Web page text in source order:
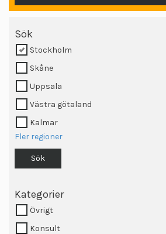
Sök
Stockholm
Skåne
Uppsala
Västra götaland
Kalmar
Fler regioner
Sök
Kategorier
Övrigt
Konsult